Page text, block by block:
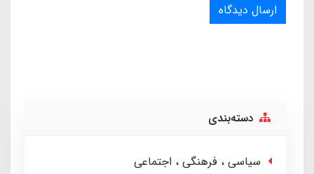
ارسال دیدگاه
دسته‌بندی
سیاسی ، فرهنگی ، اجتماعی